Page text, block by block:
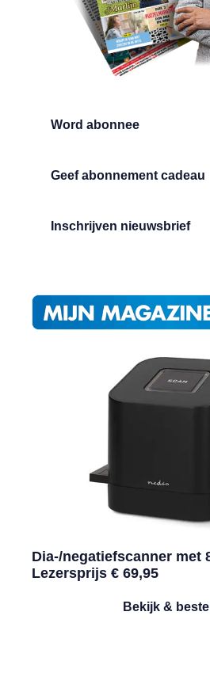
Word abonnee
Geef abonnement cadeau
Inschrijven nieuwsbrief
Dia-/negatiefscanner met
Lezersprijs € 69,95
Bekijk & bestel